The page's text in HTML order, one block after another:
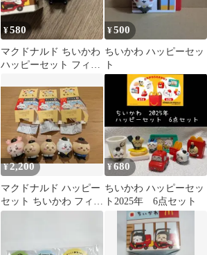
¥580
マクドナルド ちいかわ
ハッピーセット フィギ
¥500
ちいかわ ハッピーセッ
ト
¥2,200
マクドナルド ハッピー
セット ちいかわ フィギ
ュア 5点セット
¥680
ちいかわ ハッピーセッ
ト2025年 6点セット